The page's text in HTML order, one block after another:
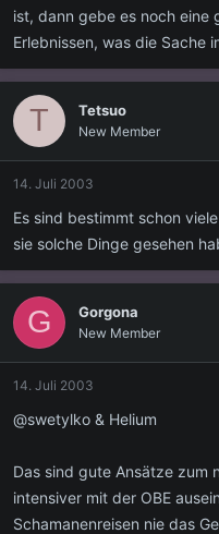
ist, dann gebe es noch eine
Erlebnissen, was die Sache
T Tetsuo
New Member
14. Juli 2003
Es sind bestimmt schon
sie solche Dinge gesehen
G Gorgona
New Member
14. Juli 2003
@swetylko & Helium
Das sind gute Ansätze zum
intensiver mit der OBE
Schamanenreisen nie das